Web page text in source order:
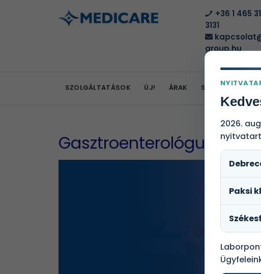
+36 1 465
3131
group.hu
SZOLGÁLTATÁSOK ÚJ! ÁRAK
Gasztroenterológus
2026.
Paksi